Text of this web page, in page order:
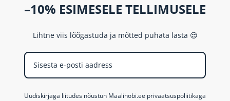
–10% ESIMESELE TELLIMUSELE
Lihtne viis lõõgastuda ja mõtted puhata lasta 😌
Uudiskirjaga liitudes nõustun Maalihobi.ee privaatsuspoliitikaga